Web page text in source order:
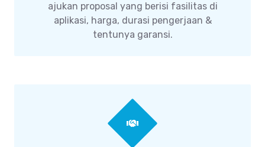
ajukan proposal yang berisi fasilitas di
aplikasi, harga, durasi pengerjaan &
tentunya garansi.